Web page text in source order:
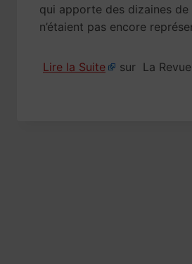
qui apporte des dizaines
n’étaient pas encore
Lire la Suite sur La